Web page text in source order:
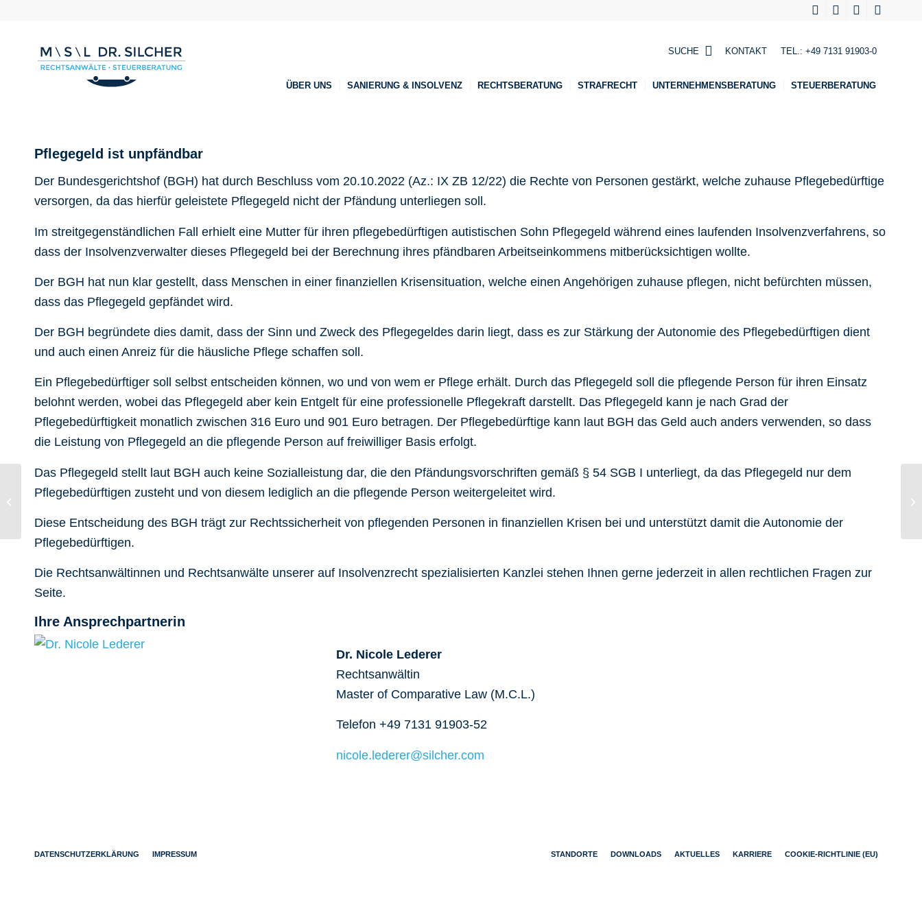
SUCHE KONTAKT TEL.: +49 7131 91903-0
ÜBER UNS SANIERUNG & INSOLVENZ RECHTSBERATUNG STRAFRECHT UNTERNEHMENSBERATUNG STEUERBERATUNG
Pflegegeld ist unpfändbar
Der Bundesgerichtshof (BGH) hat durch Beschluss vom 20.10.2022 (Az.: IX ZB 12/22) die Rechte von Personen gestärkt, welche zuhause Pflegebedürftige
versorgen, da das hierfür geleistete Pflegegeld nicht der Pfändung unterliegen soll.
Im streitgegenständlichen Fall erhielt eine Mutter für ihren pflegebedürftigen autistischen Sohn Pflegegeld während eines laufenden Insolvenzverfahrens, so
dass der Insolvenzverwalter dieses Pflegegeld bei der Berechnung ihres pfändbaren Arbeitseinkommens mitberücksichtigen wollte.
Der BGH hat nun klar gestellt, dass Menschen in einer finanziellen Krisensituation, welche einen Angehörigen zuhause pflegen, nicht befürchten müssen,
dass das Pflegegeld gepfändet wird.
Der BGH begründete dies damit, dass der Sinn und Zweck des Pflegegeldes darin liegt, dass es zur Stärkung der Autonomie des Pflegebedürftigen dient
und auch einen Anreiz für die häusliche Pflege schaffen soll.
Ein Pflegebedürftiger soll selbst entscheiden können, wo und von wem er Pflege erhält. Durch das Pflegegeld soll die pflegende Person für ihren Einsatz
belohnt werden, wobei das Pflegegeld aber kein Entgelt für eine professionelle Pflegekraft darstellt. Das Pflegegeld kann je nach Grad der
Pflegebedürftigkeit monatlich zwischen 316 Euro und 901 Euro betragen. Der Pflegebedürftige kann laut BGH das Geld auch anders verwenden, so dass
die Leistung von Pflegegeld an die pflegende Person auf freiwilliger Basis erfolgt.
Das Pflegegeld stellt laut BGH auch keine Sozialleistung dar, die den Pfändungsvorschriften gemäß § 54 SGB I unterliegt, da das Pflegegeld nur dem
Pflegebedürftigen zusteht und von diesem lediglich an die pflegende Person weitergeleitet wird.
Diese Entscheidung des BGH trägt zur Rechtssicherheit von pflegenden Personen in finanziellen Krisen bei und unterstützt damit die Autonomie der
Pflegebedürftigen.
Die Rechtsanwältinnen und Rechtsanwälte unserer auf Insolvenzrecht spezialisierten Kanzlei stehen Ihnen gerne jederzeit in allen rechtlichen Fragen zur
Seite.
Ihre Ansprechpartnerin
Dr. Nicole Lederer
Rechtsanwältin
Master of Comparative Law (M.C.L.)
Telefon +49 7131 91903-52
nicole.lederer@silcher.com
DATENSCHUTZERKLÄRUNG IMPRESSUM STANDORTE DOWNLOADS AKTUELLES KARRIERE COOKIE-RICHTLINIE (EU)
Neues Urteil zu sogenannten „Blitzer-